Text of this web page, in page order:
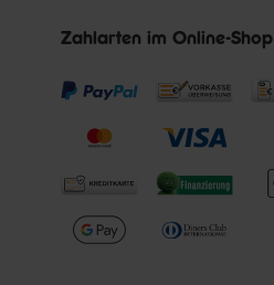
Zahlarten im Online-Shop